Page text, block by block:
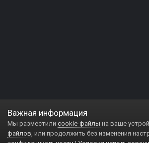
Важная информация
Мы разместили cookie-файлы на ваше
файлов, или продолжить без изменения